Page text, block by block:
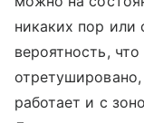
никаких пор или
вероятность,
работает и с